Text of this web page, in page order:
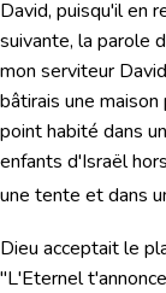
David, puisqu'il en
suivante, la parole
mon serviteur
bâtirais une
point habité dans
enfants d'Israël
une tente et dans
Dieu acceptait le
"L'Eternel